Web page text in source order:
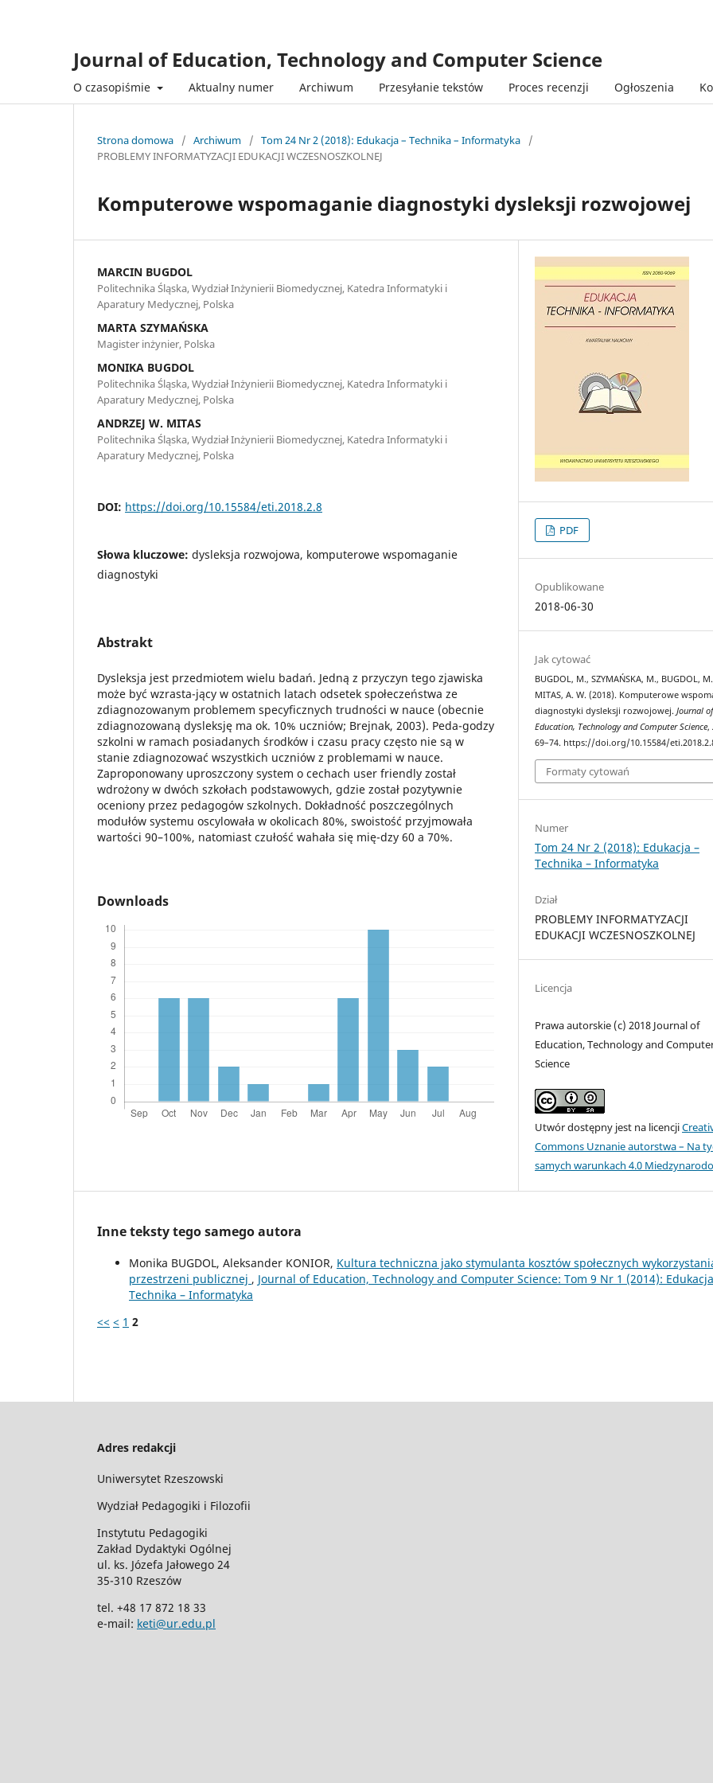
Journal of Education, Technology and Computer Science
O czasopiśmie Aktualny numer Archiwum Przesyłanie tekstów Proces recenzji Ogłoszenia
Strona domowa / Archiwum / Tom 24 Nr 2 (2018): Edukacja – Technika – Informatyka
/
PROBLEMY INFORMATYZACJI EDUKACJI WCZESNOSZKOLNEJ
Komputerowe wspomaganie diagnostyki dysleksji rozwojowej
MARCIN BUGDOL
Politechnika Śląska, Wydział Inżynierii Biomedycznej, Katedra Informatyki i
Aparatury Medycznej, Polska
MARTA SZYMAŃSKA
Magister inżynier, Polska
MONIKA BUGDOL
Politechnika Śląska, Wydział Inżynierii Biomedycznej, Katedra Informatyki i
Aparatury Medycznej, Polska
ANDRZEJ W. MITAS
Politechnika Śląska, Wydział Inżynierii Biomedycznej, Katedra Informatyki i
Aparatury Medycznej, Polska
DOI: https://doi.org/10.15584/eti.2018.2.8
Słowa kluczowe: dysleksja rozwojowa, komputerowe wspomaganie
diagnostyki
Abstrakt
Dysleksja jest przedmiotem wielu badań. Jedną z przyczyn tego zjawiska
może być wzrasta-jący w ostatnich latach odsetek społeczeństwa ze
zdiagnozowanym problemem specyficznych trudności w nauce (obecnie
zdiagnozowaną dysleksję ma ok. 10% uczniów; Brejnak, 2003). Peda-godzy
szkolni w ramach posiadanych środków i czasu pracy często nie są w
stanie zdiagnozować wszystkich uczniów z problemami w nauce.
Zaproponowany uproszczony system o cechach user friendly został
wdrożony w dwóch szkołach podstawowych, gdzie został pozytywnie
oceniony przez pedagogów szkolnych. Dokładność poszczególnych
modułów systemu oscylowała w okolicach 80%, swoistość przyjmowała
wartości 90–100%, natomiast czułość wahała się mię-dzy 60 a 70%.
Downloads
PDF
Opublikowane
2018-06-30
Jak cytować
BUGDOL, M., SZYMAŃSKA, M., BUGDOL,
MITAS, A. W. (2018). Komputerowe
diagnostyki dysleksji rozwojowej.Journal
Education, Technology and Computer Science,
69–74. https://doi.org/10.15584/
Formaty cytowań
Numer
Tom 24 Nr 2 (2018): Edukacja –
Technika – Informatyka
Dział
PROBLEMY INFORMATYZACJI
EDUKACJI WCZESNOSZKOLNEJ
Licencja
Prawa autorskie (c) 2018 Journal of
Education, Technology and
Science
Utwór dostępny jest na licencji
Commons Uznanie autorstwa – Na
samych warunkach 4.0
Inne teksty tego samego autora
Monika BUGDOL, Aleksander KONIOR, Kultura techniczna jako stymulanta kosztów społecznych
przestrzeni publicznej , Journal of Education, Technology and Computer Science: Tom 9 Nr 1 (2014):
Technika – Informatyka
<< < 1 2
Adres redakcji
Uniwersytet Rzeszowski
Wydział Pedagogiki i Filozofii
Instytutu Pedagogiki
Zakład Dydaktyki Ogólnej
ul. ks. Józefa Jałowego 24
35-310 Rzeszów
tel. +48 17 872 18 33
e-mail: keti@ur.edu.pl